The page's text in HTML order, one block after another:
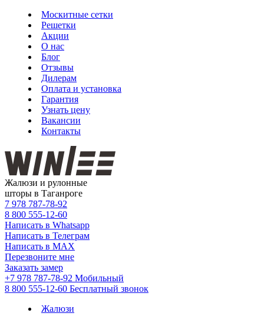
Москитные сетки
Решетки
Акции
О нас
Блог
Отзывы
Дилерам
Оплата и установка
Гарантия
Узнать цену
Вакансии
Контакты
Жалюзи и рулонные
шторы в Таганроге
7 978 787-78-92
8 800 555-12-60
Написать в Whatsapp
Написать в Телеграм
Написать в MAX
Перезвоните мне
Заказать замер
+7 978 787-78-92 Мобильный
8 800 555-12-60 Бесплатный звонок
Жалюзи